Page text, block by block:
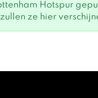
Hotspur
ze hier